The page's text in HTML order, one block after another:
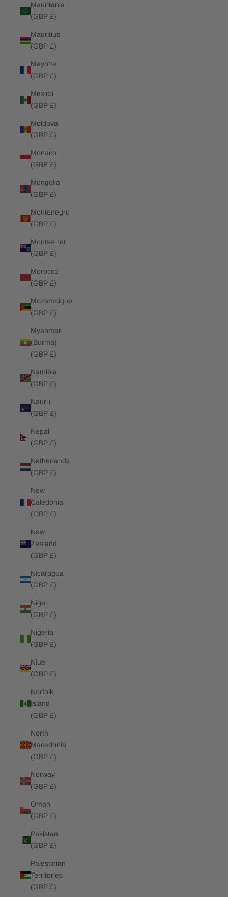
Mauritania
(GBP £)
Mauritius
(GBP £)
Mayotte
(GBP £)
Mexico
(GBP £)
Moldova
(GBP £)
Monaco
(GBP £)
Mongolia
(GBP £)
Montenegro
(GBP £)
Montserrat
(GBP £)
Morocco
(GBP £)
Mozambique
(GBP £)
Myanmar
(Burma)
(GBP £)
Namibia
(GBP £)
Nauru
(GBP £)
Nepal
(GBP £)
Netherlands
(GBP £)
New
Caledonia
(GBP £)
New
Zealand
(GBP £)
Nicaragua
(GBP £)
Niger
(GBP £)
Nigeria
(GBP £)
Niue
(GBP £)
Norfolk
Island
(GBP £)
North
Macedonia
(GBP £)
Norway
(GBP £)
Oman
(GBP £)
Pakistan
(GBP £)
Palestinian
Territories
(GBP £)